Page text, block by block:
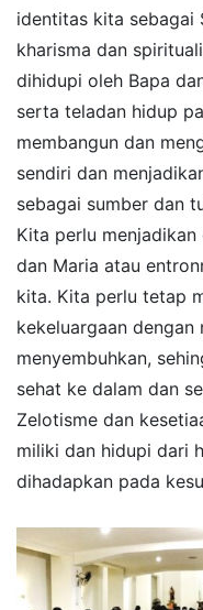
identitas kita sebagai
kharisma dan
dihidupi oleh Bapa
serta teladan hidup
membangun dan
sendiri dan
sebagai sumber dan
Kita perlu
dan Maria atau
kita. Kita perlu tetap
kekeluargaan
menyembuhkan,
sehat ke dalam dan
Zelotisme dan
miliki dan hidupi dari
dihadapkan pada